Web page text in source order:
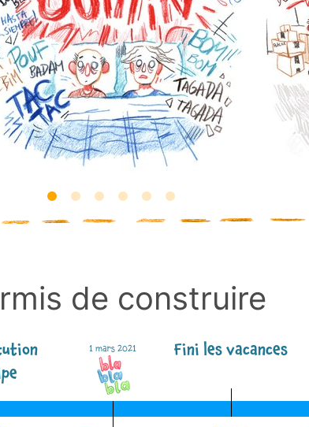
de construire
1 mars 2021 Fini les vacances